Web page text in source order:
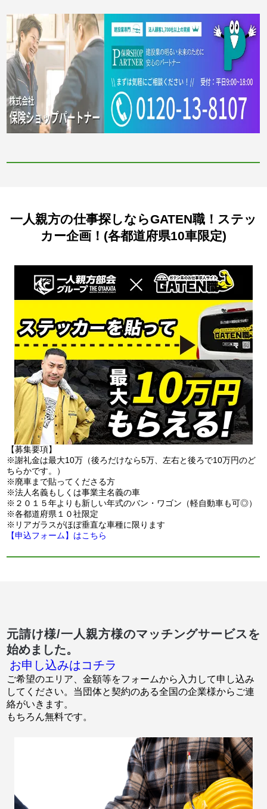
一人親方の仕事探しならGATEN職！ステッ
カー企画！(各都道府県10車限定)
【募集要項】
※謝礼金は最大10万（後ろだけなら5万、左右と後ろで10万円のど
ちらかです。）
※廃車まで貼ってくださる方
※法人名義もしくは事業主名義の車
※２０１５年よりも新しい年式のバン・ワゴン（軽自動車も可◎）
※各都道府県１０社限定
※リアガラスがほぼ垂直な車種に限ります
【申込フォーム】はこちら
元請け様/一人親方様のマッチングサービスを
始めました。
お申し込みはコチラ
ご希望のエリア、金額等をフォームから入力して申し込み
してください。当団体と契約のある全国の企業様からご連
絡がいきます。
もちろん無料です。